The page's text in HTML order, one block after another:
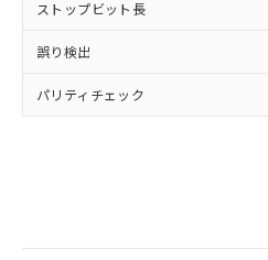
ストップビット長
誤り検出
パリティチェック